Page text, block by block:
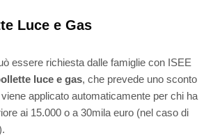
Luce e Gas
essere richiesta dalle famiglie con ISEE
luce e gas, che prevede uno sconto
applicato automaticamente per chi ha
ai 15.000 o a 30mila euro (nel caso di